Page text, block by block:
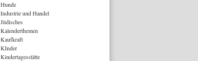
Hunde
Industrie und Handel
Jüdisches
Kalenderthemen
Kaufkraft
KInder
Kindertagesstätte